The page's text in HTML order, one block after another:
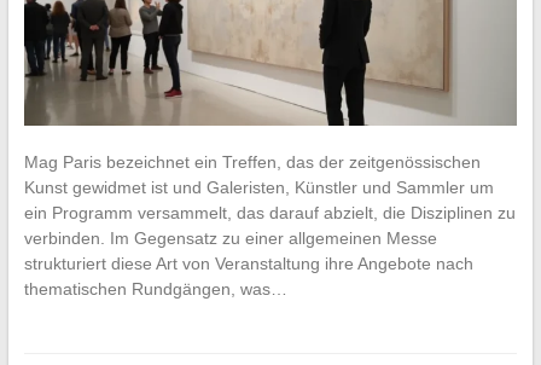
Mag Paris bezeichnet ein Treffen, das der zeitgenössischen
Kunst gewidmet ist und Galeristen, Künstler und Sammler um
ein Programm versammelt, das darauf abzielt, die Disziplinen zu
verbinden. Im Gegensatz zu einer allgemeinen Messe
strukturiert diese Art von Veranstaltung ihre Angebote nach
thematischen Rundgängen, was…